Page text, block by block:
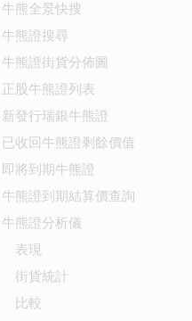
牛熊全景快搜
牛熊證搜尋
牛熊證街貨分佈圖
正股牛熊證列表
新發行瑞銀牛熊證
已收回牛熊證剩餘價值
即將到期牛熊證
牛熊證到期結算價查詢
牛熊證分析儀
表現
街貨統計
比較